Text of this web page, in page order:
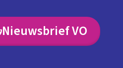
Nieuwsbrief VO